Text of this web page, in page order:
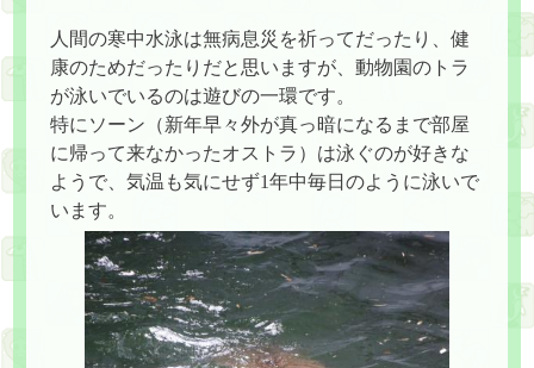
人間の寒中水泳は無病息災を祈ってだったり、健
康のためだったりだと思いますが、動物園のトラ
が泳いでいるのは遊びの一環です。
特にソーン（新年早々外が真っ暗になるまで部屋
に帰って来なかったオストラ）は泳ぐのが好きな
ようで、気温も気にせず1年中毎日のように泳いで
います。